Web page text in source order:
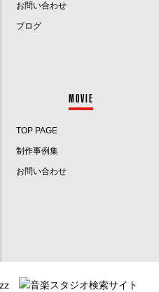
お問い合わせ
ブログ
MOVIE
TOP PAGE
制作事例集
お問い合わせ